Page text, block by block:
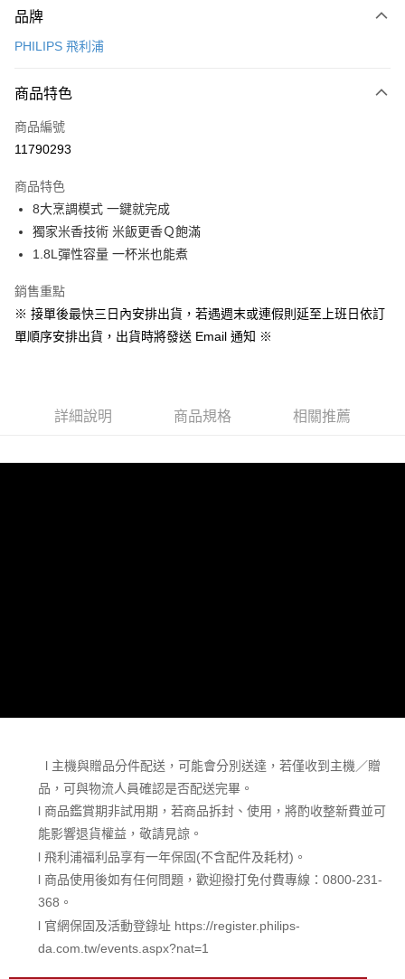
台灣樂天信用卡公司
玉山商業銀行
台灣樂天信用卡公司
2.付款方式選擇「大哥付你分期」，訂單成立後會自動跳轉到大哥付的交易
流程，驗證手機門號後，選擇欲分期的期數、繳款截止日，確認付款後即完
成交易。
消。如遇「轉專審核」未通過狀況，表示未達大哥付你分期系統評分，恕無
【繳款方式說明】
醒簡訊。
帳／街口支付／iPASS MONEY」等通路繳費。
1.本服務係由「台灣大哥大股份有限公司」（以下簡稱本公司）所提供，讓
用戶於交易時，得透過本服務購買商品或服務，並由商店將買賣／分期付款
2.基於同意付款使用「大哥付你分期」之契約關係目的，商店將以您的個人
資料（包含姓名、電話或地址）提供予台灣大哥大進項蒐集、處理及利用，
由本公司與您本人進行分期帳單所需資料之確認、核對及更正。
3.完整用戶服務條款，請詳閱以下連結：https://oppay.tw/userRule
每筆NT$80，滿NT$799(含以上)免運費
品牌
PHILIPS 飛利浦
商品特色
商品編號
11790293
商品特色
8大烹調模式 一鍵就完成
獨家米香技術 米飯更香Ｑ飽滿
1.8L彈性容量 一杯米也能煮
銷售重點
※ 接單後最快三日內安排出貨，若遇週末或連假則延至上班日依訂
單順序安排出貨，出貨時將發送 Email 通知 ※
詳細說明 商品規格 相關推薦
l 主機與贈品分件配送，可能會分別送達，若僅收到主機／贈
品，可與物流人員確認是否配送完畢。
l 商品鑑賞期非試用期，若商品拆封、使用，將酌收整新費並可
能影響退貨權益，敬請見諒。
l 飛利浦福利品享有一年保固(不含配件及耗材)。
l 商品使用後如有任何問題，歡迎撥打免付費專線：0800-231-
368。
l 官網保固及活動登錄址 https://register.philips-
da.com.tw/events.aspx?nat=1